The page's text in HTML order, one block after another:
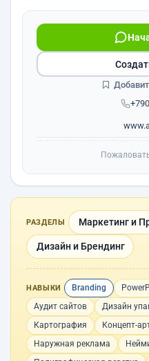
РАЗДЕЛЫ Маркетинг и
Дизайн и Брендинг
НАВЫКИ Branding
Аудит сайтов
Дизайн
Картография
Концепт-
Наружная реклама